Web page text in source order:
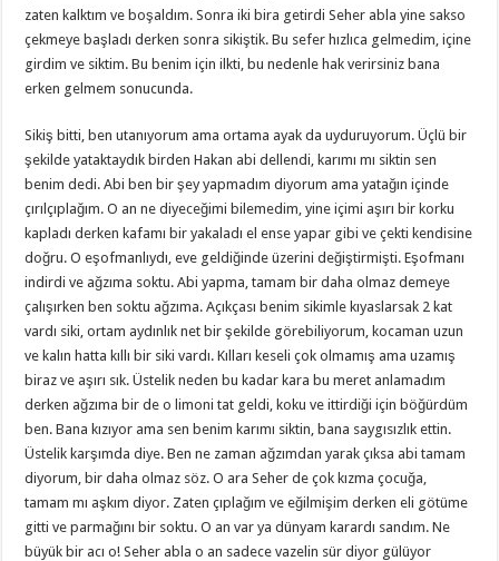
zaten kalktım ve boşaldım. Sonra iki bira getirdi Seher abla yine sakso
çekmeye başladı derken sonra sikiştik. Bu sefer hızlıca gelmedim, içine
girdim ve siktim. Bu benim için ilkti, bu nedenle hak verirsiniz bana
erken gelmem sonucunda.
Sikiş bitti, ben utanıyorum ama ortama ayak da uyduruyorum. Üçlü bir
şekilde yataktaydık birden Hakan abi dellendi, karımı mı siktin sen
benim dedi. Abi ben bir şey yapmadım diyorum ama yatağın içinde
çırılçıplağım. O an ne diyeceğimi bilemedim, yine içimi aşırı bir korku
kapladı derken kafamı bir yakaladı el ense yapar gibi ve çekti kendisine
doğru. O eşofmanlıydı, eve geldiğinde üzerini değiştirmişti. Eşofmanı
indirdi ve ağzıma soktu. Abi yapma, tamam bir daha olmaz demeye
çalışırken ben soktu ağzıma. Açıkçası benim sikimle kıyaslarsak 2 kat
vardı siki, ortam aydınlık net bir şekilde görebiliyorum, kocaman uzun
ve kalın hatta kıllı bir siki vardı. Kılları keseli çok olmamış ama uzamış
biraz ve aşırı sık. Üstelik neden bu kadar kara bu meret anlamadım
derken ağzıma bir de o limoni tat geldi, koku ve ittirdiği için böğürdüm
ben. Bana kızıyor ama sen benim karımı siktin, bana saygısızlık ettin.
Üstelik karşımda diye. Ben ne zaman ağzımdan yarak çıksa abi tamam
diyorum, bir daha olmaz söz. O ara Seher de çok kızma çocuğa,
tamam mı aşkım diyor. Zaten çıplağım ve eğilmişim derken eli götüme
gitti ve parmağını bir soktu. O an var ya dünyam karardı sandım. Ne
büyük bir acı o! Seher abla o an sadece vazelin sür diyor gülüyor